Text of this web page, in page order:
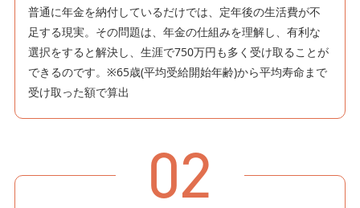
普通に年金を納付しているだけでは、定年後の生活費が不
足する現実。その問題は、年金の仕組みを理解し、有利な
選択をすると解決し、生涯で750万円も多く受け取ることが
できるのです。※65歳(平均受給開始年齢)から平均寿命まで
受け取った額で算出
02